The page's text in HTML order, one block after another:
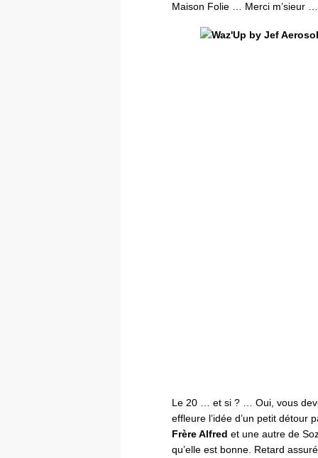
Maison Folie … Merci m’sieur …
Le 20 … et si ? … Oui, vous
effleure l’idée d’un petit détour
Frère Alfred et une autre de
qu’elle est bonne. Retard